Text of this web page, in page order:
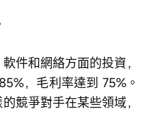
件和網絡方面的投資，
，毛利率達到 75%。
競爭對手在某些領域，